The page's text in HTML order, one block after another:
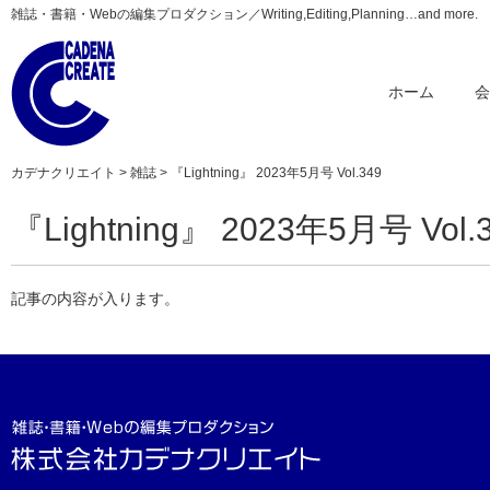
雑誌・書籍・Webの編集プロダクション／Writing,Editing,Planning…and more.
ホーム
カデナクリエイト > 雑誌 > 『Lightning』 2023年5月号 Vol.349
『Lightning』 2023年5月号
記事の内容が入ります。